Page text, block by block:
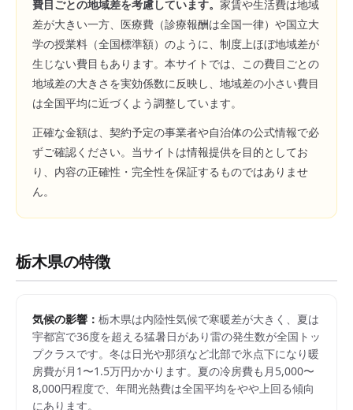
費目ごとの地域差を考慮しています。 家賃や生活費は地域
差が大きい一方、医療費（診療報酬は全国一律）や国立大
学の授業料（全国標準額）のように、制度上ほぼ地域差が
生じない費目もあります。本サイトでは、この費目ごとの
地域差の大きさを実効係数に反映し、地域差の小さい費目
は全国平均に近づくよう調整しています。
正確な金額は、契約予定の事業者や自治体の公式情報で必
ずご確認ください。当サイトは情報提供を目的としてお
り、内容の正確性・完全性を保証するものではありませ
ん。
栃木県の特徴
気候の影響： 栃木県は内陸性気候で寒暖差が大きく、夏は
宇都宮で36度を超える猛暑日があり雷の発生数が全国トッ
プクラスです。冬は日光や那須など北部で氷点下になり暖
房費が月1〜1.5万円かかります。夏の冷房費も月5,000〜
8,000円程度で、年間光熱費は全国平均をやや上回る傾向
にあります。